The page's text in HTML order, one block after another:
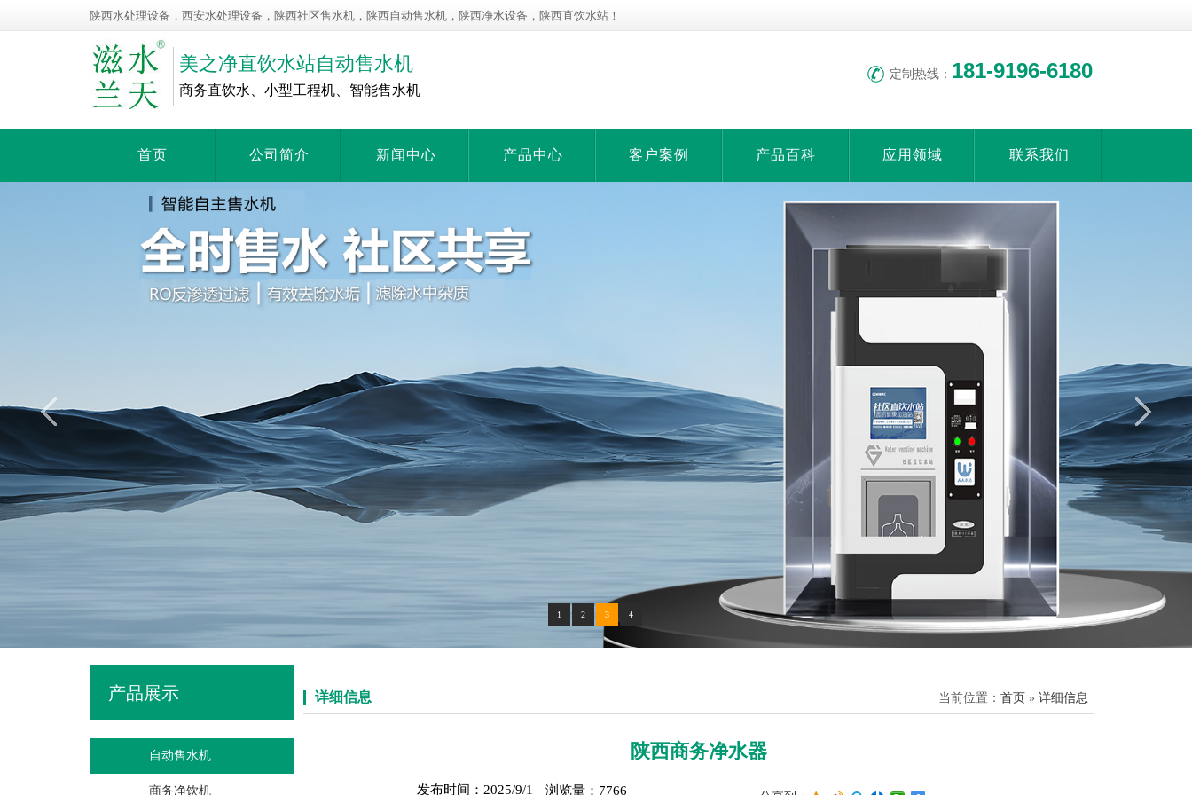
陕西水处理设备，西安水处理设备，陕西社区售水机，陕西自动售水机，陕西净水设备，陕西直饮水站！
美之净直饮水站自动售水机
商务直饮水、小型工程机、智能售水机
定制热线： 181-9196-6180
首页 公司简介 新闻中心 产品中心 客户案例 产品百科 应用领域 联系我们
1 2 3 4
产品展示
自动售水机
商务净饮机
详细信息 当前位置：首页 »详细信息
陕西商务净水器
发布时间：2025/9/1 浏览量：7766